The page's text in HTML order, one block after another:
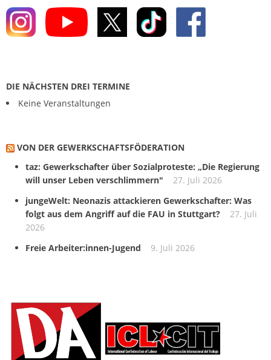
DIE NÄCHSTEN DREI TERMINE
Keine Veranstaltungen
VON DER GEWERKSCHAFTS­FÖDERATION
taz: Gewerkschafter über Sozialproteste: „Die Regierung
will unser Leben verschlimmern"
27. Juli 2026
jungeWelt: Neonazis attackieren Gewerkschafter: Was
folgt aus dem Angriff auf die FAU in Stuttgart?
27. Juli
2026
Freie Arbeiter:innen-Jugend
9. Juli 2026